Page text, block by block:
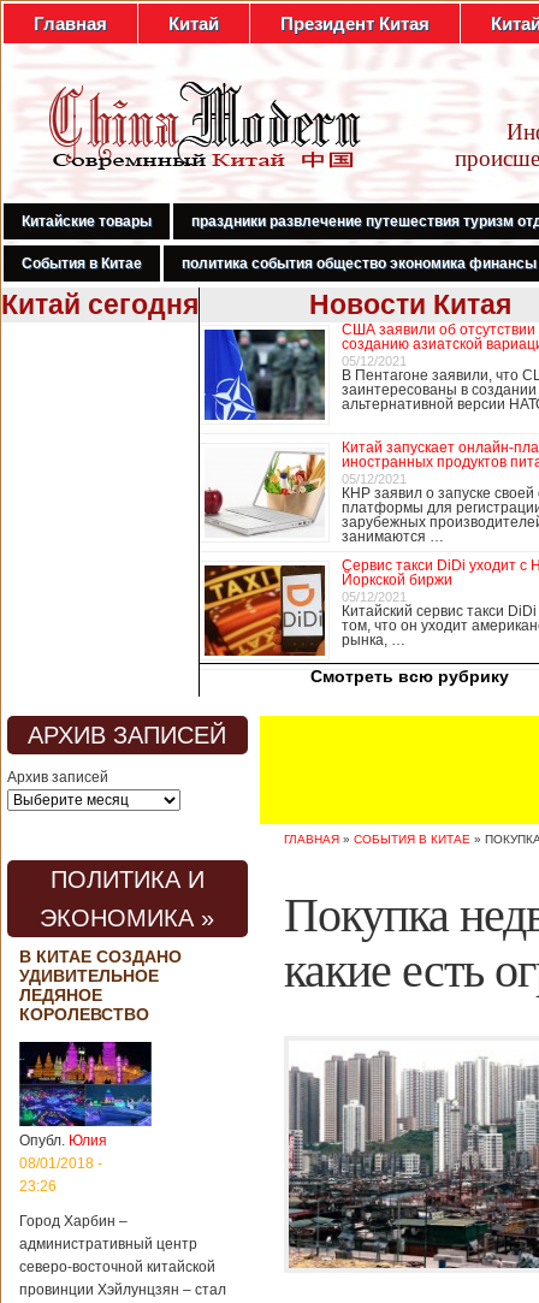
Главная Китай Президент Китая
Китайские товары праздники развлечение путешествия туризм
События в Китае политика события общество экономика финансы
Китай сегодня
чтобы власти
полностью
закрыли границу с
материковым
Китаем, что
короонавируса в
регионе.
протеста стало
профсоюзное
объединение
медицинских
работников. По
мнению
активистов,
больницы Гонконга
Подробнее...
Опубликовано
04/02/2020 - 15:45
Третий год
подряд Китай
становится
крупным
торговым
партнером
Германии
Новости Китая
США заявили об отсутствии
созданию азиатской
05/12/2021
В Пентагоне заявили, что
заинтересованы в создании
альтернативной версии
Китай запускает онлайн-
иностранных продуктов
05/12/2021
КНР заявил о запуске
платформы для
зарубежных
занимаются …
Сервис такси DiDi уходит с
Йоркской биржи
05/12/2021
Китайский сервис такси
том, что он уходит
рынка, …
Смотреть всю рубрику
АРХИВ ЗАПИСЕЙ
Архив записей
ПОЛИТИКА И
ЭКОНОМИКА »
В КИТАЕ СОЗДАНО
УДИВИТЕЛЬНОЕ
ЛЕДЯНОЕ
КОРОЛЕВСТВО
Опубл. Юлия
08/01/2018 -
23:26
Город Харбин –
административный центр
северо-восточной китайской
провинции Хэйлунцзян – стал
ГЛАВНАЯ » СОБЫТИЯ В КИТАЕ »
Покупка
какие есть